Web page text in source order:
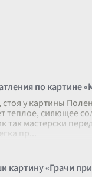
по картине
у картины
теплое, сияющее
так мастерски
пр
картину «Грачи